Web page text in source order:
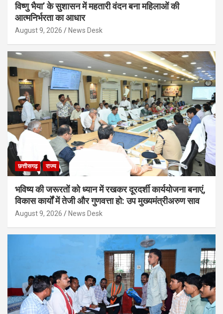
विष्णु भैया’ के सुशासन में महतारी वंदन बना महिलाओं की
आत्मनिर्भरता का आधार
August 9, 2026 News Desk
छत्तीसगढ़ राज्य
भविष्य की जरूरतों को ध्यान में रखकर दूरदर्शी कार्ययोजना बनाएं,
विकास कार्यों में तेजी और गुणवत्ता हो: उप मुख्यमंत्रीअरुण साव
August 9, 2026 News Desk